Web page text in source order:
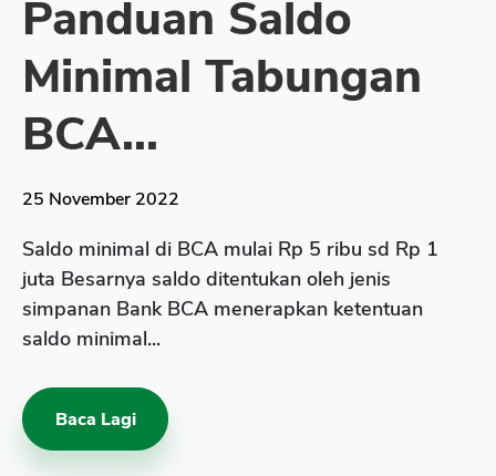
Sekuritas Saham
Bank Digital
Crypto
Assets Crypto
Asuransi Jiwa
Asuransi Kesehatan
Asuransi Syariah
Panduan Saldo
Minimal Tabungan
BCA...
25 November 2022
Saldo minimal di BCA mulai Rp 5 ribu sd Rp 1
juta Besarnya saldo ditentukan oleh jenis
simpanan Bank BCA menerapkan ketentuan
saldo minimal...
Baca Lagi